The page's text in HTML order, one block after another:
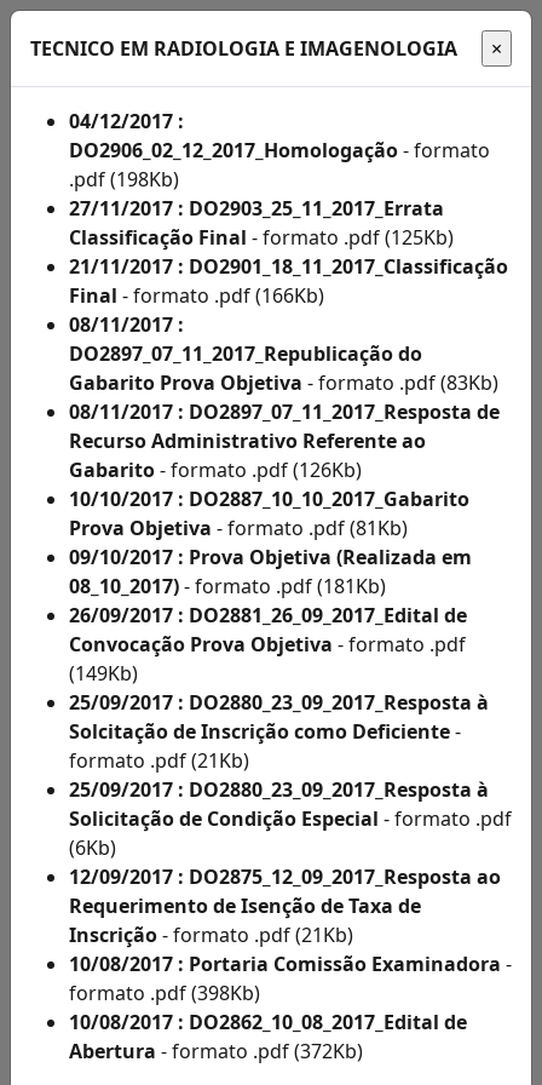
Início
Administração
Concursos
Concursos
Acompanhe
aqui
editais
Acesso
Informação
Solicitações
de
Condições
Especiais
e
Inscritos
Como
Deficientes
por
Ano
Inscritos
Como
Deficientes
por
Ano
Solicitação
TECNICO EM RADIOLOGIA E IMAGENOLOGIA
04/12/2017 :
DO2906_02_12_2017_Homologação- formato
.pdf (198Kb)
27/11/2017 : DO2903_25_11_2017_Errata
Classificação Final - formato .pdf (125Kb)
21/11/2017 : DO2901_18_11_2017_Classificação
Final - formato .pdf (166Kb)
08/11/2017 :
DO2897_07_11_2017_Republicação do
Gabarito Prova Objetiva - formato .pdf (83Kb)
08/11/2017 : DO2897_07_11_2017_Resposta de
Recurso Administrativo Referente ao
Gabarito- formato .pdf (126Kb)
10/10/2017 : DO2887_10_10_2017_Gabarito
Prova Objetiva - formato .pdf (81Kb)
09/10/2017 : Prova Objetiva (Realizada em
08_10_2017)- formato .pdf (181Kb)
26/09/2017 : DO2881_26_09_2017_Edital de
Convocação Prova Objetiva - formato .pdf
(149Kb)
25/09/2017 : DO2880_23_09_2017_Resposta à
Solcitação de Inscrição como Deficiente-
formato .pdf (21Kb)
25/09/2017 : DO2880_23_09_2017_Resposta à
Solicitação de Condição Especial - formato .pdf
(6Kb)
12/09/2017 : DO2875_12_09_2017_Resposta ao
Requerimento de Isenção de Taxa de
Inscrição- formato .pdf (21Kb)
10/08/2017 : Portaria Comissão Examinadora -
formato .pdf (398Kb)
10/08/2017 : DO2862_10_08_2017_Edital de
Abertura - formato .pdf (372Kb)